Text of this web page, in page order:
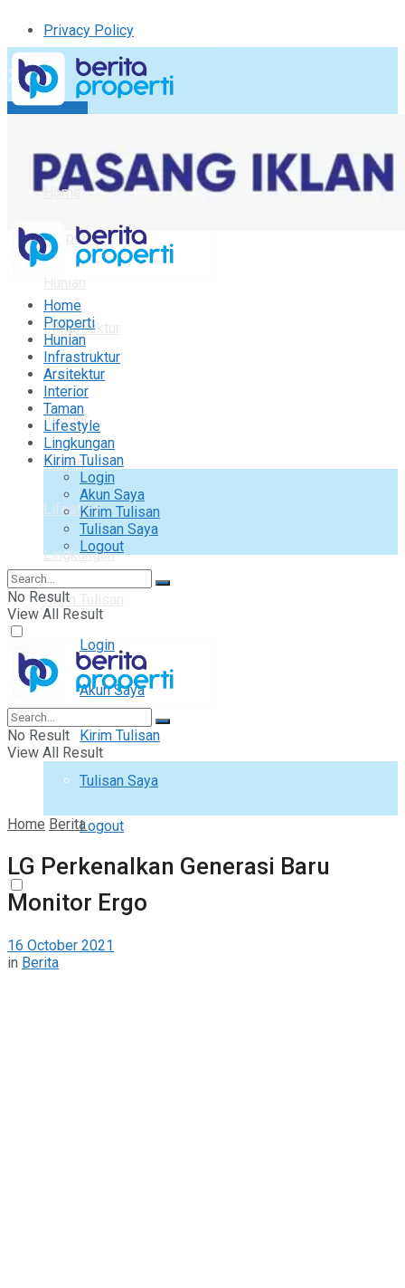
Privacy Policy
Kirim Tulisan
Logout
Home
Properti
Infrastruktur
Arsitektur
Interior
Taman
Lifestyle
Lingkungan
Kirim Tulisan
Login
Akun Saya
Kirim Tulisan
Tulisan Saya
Logout
Home
Properti
Hunian
Infrastruktur
Arsitektur
Interior
Taman
Lifestyle
Lingkungan
Kirim Tulisan
Login
Akun Saya
Kirim Tulisan
Tulisan Saya
Logout
No Result
View All Result
No Result
View All Result
Home Berita
LG Perkenalkan Generasi Baru
Monitor Ergo
16 October 2021
in Berita